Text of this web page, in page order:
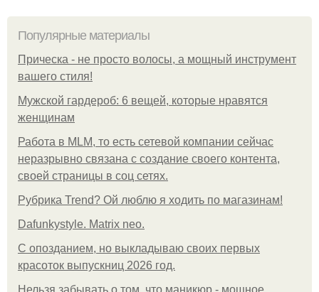
Популярные материалы
Прическа - не просто волосы, а мощный инструмент
вашего стиля!
Мужской гардероб: 6 вещей, которые нравятся
женщинам
Работа в MLM, то есть сетевой компании сейчас
неразрывно связана с создание своего контента,
своей страницы в соц сетях.
Рубрика Trend? Ой люблю я ходить по магазинам!
Dafunkystyle. Matrix neo.
С опозданием, но выкладываю своих первых
красоток выпускниц 2026 год.